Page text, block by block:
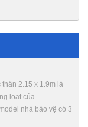
2.15 x 1.9m là
loạt của
nhà bảo vệ có 3